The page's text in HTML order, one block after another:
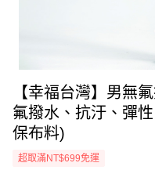
【幸福台灣】男無
氟撥水、抗汙、彈
保布料)
超取滿NT$699免運